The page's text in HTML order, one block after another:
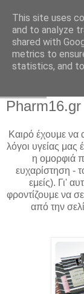
Καιρό έχουμε να
λόγοι υγείας μας
η ομορφιά
ευχαρίστηση -
εμείς). Γι'
φροντίζουμε να
από την
This site uses
and to analyze
shared with
metrics to
statistics, and